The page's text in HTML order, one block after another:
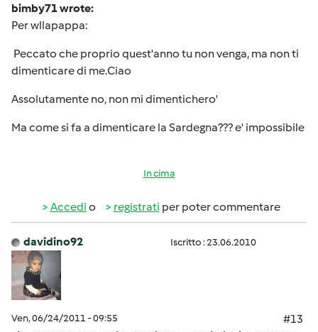
bimby71 wrote:
Per wllapappa:
Peccato che proprio quest'anno tu non venga, ma non ti
dimenticare di me.Ciao
Assolutamente no, non mi dimentichero'
Ma come si fa a dimenticare la Sardegna??? e' impossibile
In cima
Accedi o registrati per poter commentare
davidino92 Iscritto : 23.06.2010
Ven, 06/24/2011 - 09:55
#13